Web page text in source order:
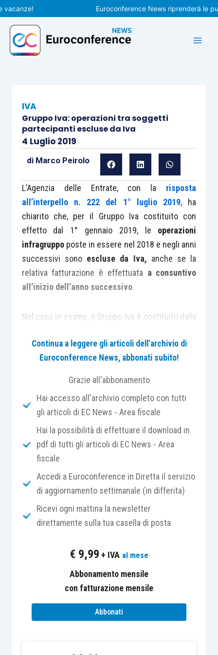
Vai
al
contenuto
Euroconference News riprenderà le
IVA
Gruppo Iva: operazioni tra soggetti
partecipanti escluse da Iva
4 Luglio 2019
di Marco Peirolo
L’Agenzia delle Entrate, con la risposta
all’interpello n. 222 del 1° luglio 2019, ha
chiarito che, per il Gruppo Iva costituito con
effetto dal 1° gennaio 2019, le operazioni
infragruppoposte in essere nel 2018 e negli anni
successivi sono escluse da Iva, anche se la
relativa fatturazione è effettuata a consuntivo
all’inizio dell’anno successivo.
Nel caso in esame, il Gruppo Iva è costituito dalla
prima rendeprestazioni di servizi alle
controllate, addebitando:
gestionedell’infrastruttura utilizzata per
fornire i servizi;
unaquota variabile per recuperare i
costi diretti e indirettisostenuti a tal fine
dalla capogruppo;
un mark-upche rappresenta la
remunerazione riconosciuta alla
Contrattualmente, è stata prevista una
e, negli ultimi tre esercizi (2015, 2016,
2017), si è proceduto a fatturare nel mese di
(con riversamento dell’Iva in febbraio) le
mese di gennaio 2018sono stati infatti fatturati i
Continua a leggere gli articoli dell’archivio di
Euroconference News, abbonati subito!
Grazie all'abbonamento
Hai accesso all'archivio completo con tutti
gli articoli di EC News - Area fiscale
Hai la possibilità di effettuare il download in
pdf di tutti gli articoli di EC News - Area
fiscale
Accedi a Euroconference in Diretta il servizio
di aggiornamento settimanale (in differita)
Ricevi ogni mattina la newsletter
direttamente sulla tua casella di posta
€ 9,99 + IVA al mese
Abbonamento mensile
con fatturazione mensile
Abbonati